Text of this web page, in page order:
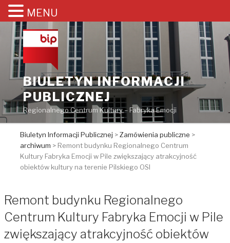
Przejdź
treści
BIULETYN INFORMACJI
PUBLICZNEJ
Regionalnego Centrum Kultury – Fabryka Emocji
Biuletyn Informacji Publicznej >Zamówienia publiczne >
archiwum > Remont budynku Regionalnego Centrum
Kultury Fabryka Emocji w Pile zwiększający atrakcyjność
obiektów kultury na terenie Pilskiego OSI
Remont budynku Regionalnego
Centrum Kultury Fabryka Emocji w Pile
zwiększający atrakcyjność obiektów
MENU